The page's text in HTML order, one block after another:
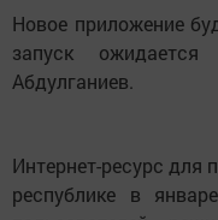
Новое приложение
запуск
Абдулганиев.
Интернет-ресурс для
республике в